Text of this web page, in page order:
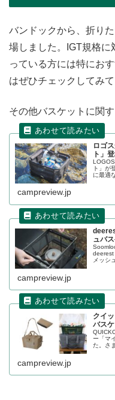
バンドックから、折り
場しました。IGT規格
っている方には特にお
はぜひチェックしてみて
その他バスケットに関す
ロゴ
ト」
ト」が
に最適
サイズ
campreview.jp
ュバ
deerest
メッシ
ュバス
するこ
campreview.jp
クイ
バス
ー「マ
た。さ
保冷剤
campreview.jp